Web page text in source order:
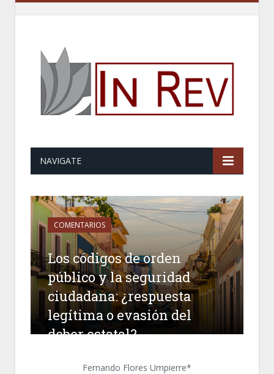
NAVIGATE
COMENTARIOS
Los códigos de orden
público y la seguridad
ciudadana: ¿respuesta
legítima o evasión del
deber estatal?
Fernando Flores Umpierre*